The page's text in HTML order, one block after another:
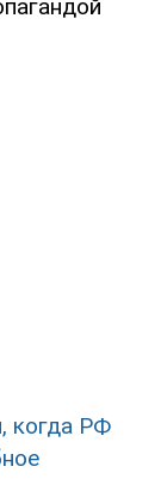
когда РФ